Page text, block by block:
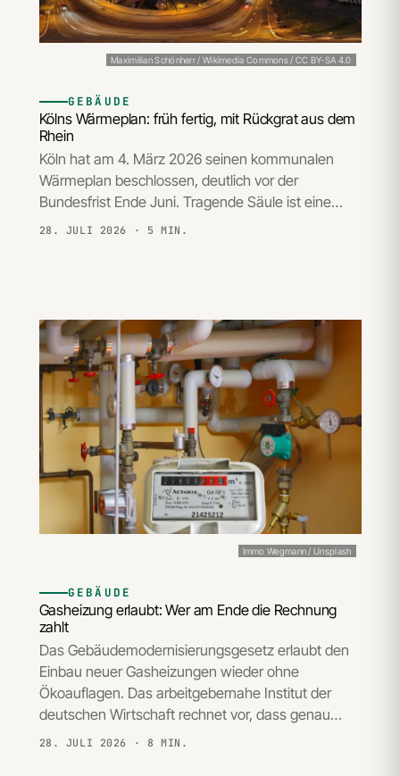
Maximilian Schönherr / Wikimedia Commons / CC BY-SA 4.0
GEBÄUDE
Kölns Wärmeplan: früh fertig, mit Rückgrat aus dem
Rhein
Köln hat am 4. März 2026 seinen kommunalen
Wärmeplan beschlossen, deutlich vor der
Bundesfrist Ende Juni. Tragende Säule ist eine…
28. JULI 2026 · 5 MIN.
Immo Wegmann / Unsplash
GEBÄUDE
Gasheizung erlaubt: Wer am Ende die Rechnung
zahlt
Das Gebäudemodernisierungsgesetz erlaubt den
Einbau neuer Gasheizungen wieder ohne
Ökoauflagen. Das arbeitgebernahe Institut der
deutschen Wirtschaft rechnet vor, dass genau…
28. JULI 2026 · 8 MIN.